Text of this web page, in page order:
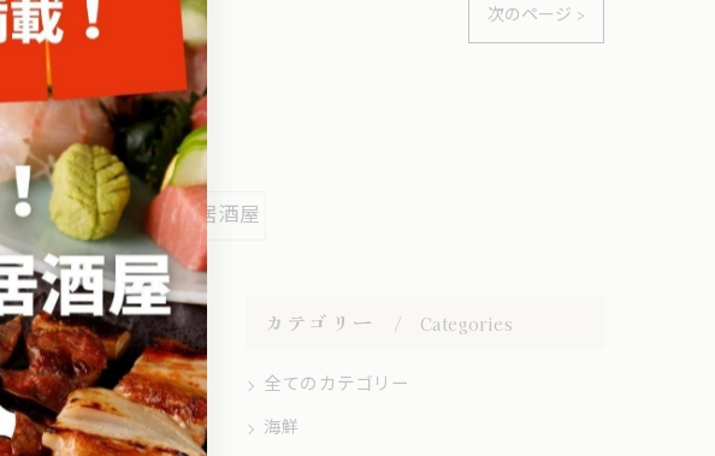
次のページ >
#喫煙可 #奈良 #居酒屋
カテゴリー Categories
全てのカテゴリー
海鮮